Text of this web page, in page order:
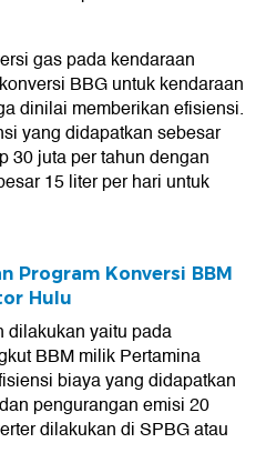
gas pada kendaraan
BBG untuk kendaraan
dinilai memberikan efisiensi.
yang didapatkan sebesar
30 juta per tahun dengan
15 liter per hari untuk
Program Konversi BBM
Hulu
dilakukan yaitu pada
BBM milik Pertamina
biaya yang didapatkan
pengurangan emisi 20
dilakukan di SPBG atau